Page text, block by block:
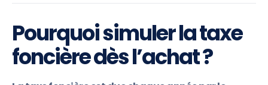
Pourquoi simuler la taxe
foncière dès l’achat ?